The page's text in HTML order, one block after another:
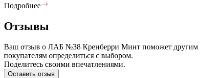
Подробнее
Отзывы
Ваш отзыв о ЛАБ №38 Кренберри Минт поможет другим
покупателям определиться с выбором.
Поделитесь своими впечатлениями.
Оставить отзыв